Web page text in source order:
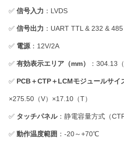
✅信号入力 ：LVDS
✅信号出力 ：UART TTL & 232 & 485
✅ 電源 ：12V/2A
✅有効表示エリア（mm） ：304.13
✅ PCB＋CTP＋LCMモジュールサイ
×275.50（V）×17.10（T）
✅ タッチパネル：静電容量方式（CTP
✅動作温度範囲 ：-20～+70℃